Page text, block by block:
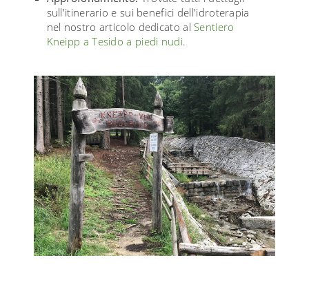
sull'itinerario e sui benefici dell'idroterapia
nel nostro articolo dedicato alSentiero
Kneipp a Tesido a piedi nudi.